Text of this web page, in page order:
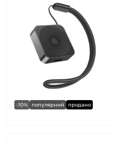
-10% популярний продано